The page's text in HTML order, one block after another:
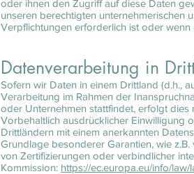
oder ihnen den Zugriff auf diese Daten
unseren berechtigten unternehmerischen
Verpflichtungen erforderlich ist oder
Datenverarbeitung in
Sofern wir Daten in einem Drittland (d.h.,
Verarbeitung im Rahmen der
oder Unternehmen stattfindet, erfolgt
Vorbehaltlich ausdrücklicher Einwilligung
Drittländern mit einem anerkannten
Grundlage besonderer Garantien, wie
von Zertifizierungen oder verbindlicher
Kommission: https://ec.europa.eu/info/